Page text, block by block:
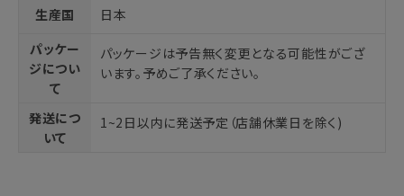
生産国
日本
パッケー
ジについ
て
パッケージは予告無く変更となる可能性がござ
います。予めご了承ください。
発送につ
いて
1~2日以内に発送予定（店舗休業日を除く)